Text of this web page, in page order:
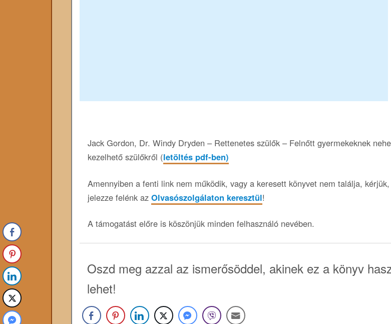
Jack Gordon, Dr. Windy Dryden – Rettenetes szülők – Felnőtt gyermekeknek
kezelhető szülőkről (letöltés pdf-ben)
Amennyiben a fenti link nem működik, vagy a keresett könyvet nem találja, kérjük,
jelezze felénk az Olvasószolgálaton keresztül!
A támogatást előre is köszönjük minden felhasználó nevében.
Oszd meg azzal az ismerősöddel, akinek ez a könyv
lehet!